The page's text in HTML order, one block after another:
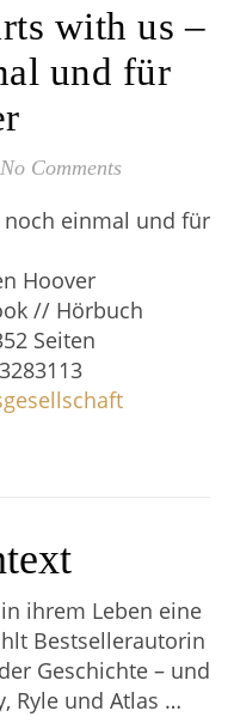
with us –
und für
No Comments
einmal und für
Hoover
// Hörbuch
Seiten
ihrem Leben eine
Bestsellerautorin
Geschichte – und
Ryle und Atlas …